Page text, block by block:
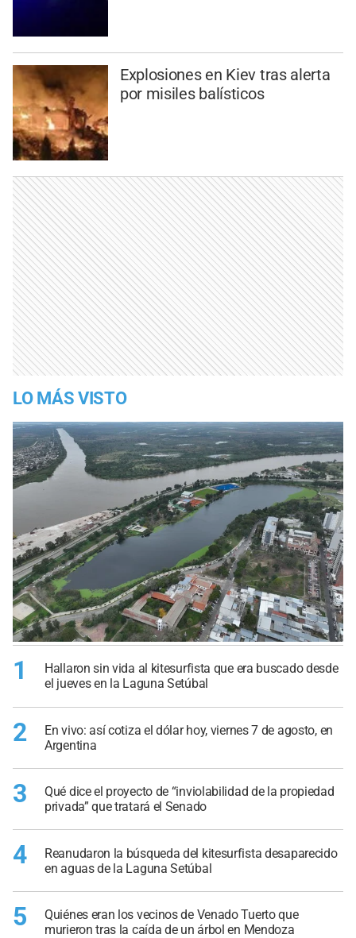
Explosiones en Kiev tras alerta
por misiles balísticos
LO MÁS VISTO
1
Hallaron sin vida al kitesurfista que era buscado desde
el jueves en la Laguna Setúbal
2
En vivo: así cotiza el dólar hoy, viernes 7 de agosto, en
Argentina
3
Qué dice el proyecto de “inviolabilidad de la propiedad
privada” que tratará el Senado
4
Reanudaron la búsqueda del kitesurfista desaparecido
en aguas de la Laguna Setúbal
5
Quiénes eran los vecinos de Venado Tuerto que
murieron tras la caída de un árbol en Mendoza